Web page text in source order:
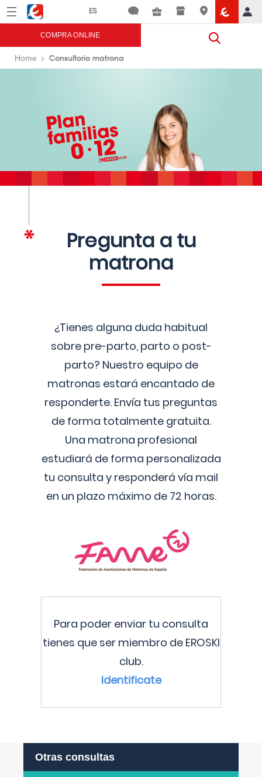
Menú Eroski
COMPRA ONLINE
Home Consultorio matrona
Pregunta a tu
matrona
¿Tienes alguna duda habitual
sobre pre-parto, parto o post-
parto? Nuestro equipo de
matronas estará encantado de
responderte. Envía tus preguntas
de forma totalmente gratuita.
Una matrona profesional
estudiará de forma personalizada
tu consulta y responderá vía mail
en un plazo máximo de 72 horas.
Para poder enviar tu consulta
tienes que ser miembro de EROSKI
club.
Identificate
Otras consultas